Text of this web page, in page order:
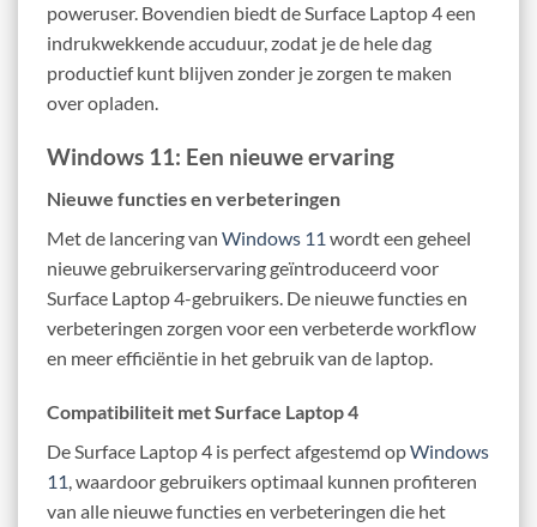
poweruser. Bovendien biedt de Surface Laptop 4 een
indrukwekkende accuduur, zodat je de hele dag
productief kunt blijven zonder je zorgen te maken
over opladen.
Windows 11: Een nieuwe ervaring
Nieuwe functies en verbeteringen
Met de lancering van Windows 11 wordt een geheel
nieuwe gebruikerservaring geïntroduceerd voor
Surface Laptop 4-gebruikers. De nieuwe functies en
verbeteringen zorgen voor een verbeterde workflow
en meer efficiëntie in het gebruik van de laptop.
Compatibiliteit met Surface Laptop 4
De Surface Laptop 4 is perfect afgestemd opWindows
11, waardoor gebruikers optimaal kunnen profiteren
van alle nieuwe functies en verbeteringen die het